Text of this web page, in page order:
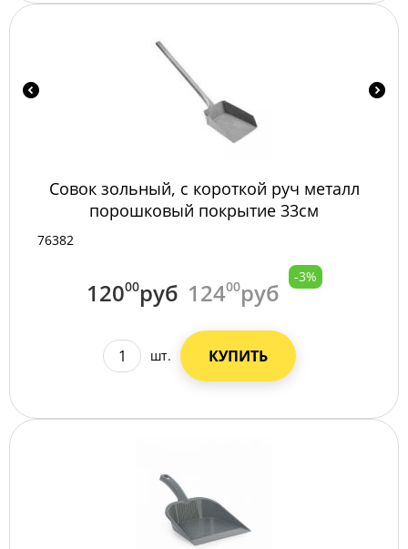
Совок зольный, с короткой руч металл
порошковый покрытие 33см
76382
12000руб 12400руб
-3%
шт. КУПИТЬ